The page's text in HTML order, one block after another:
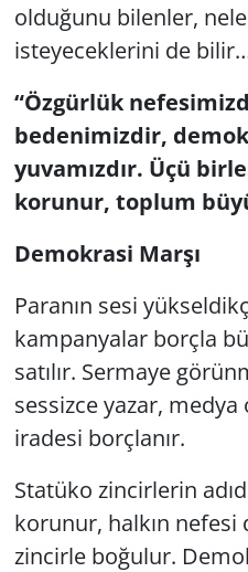
olduğunu bilenler,
isteyeceklerini de
“Özgürlük
bedenimizdir,
yuvamızdır. Üçü
korunur, toplum
Demokrasi Marşı
Paranın sesi
kampanyalar borçla
satılır. Sermaye
sessizce yazar, medya
iradesi borçlanır.
Statüko zincirlerin
korunur, halkın nefesi
zincirle boğulur.